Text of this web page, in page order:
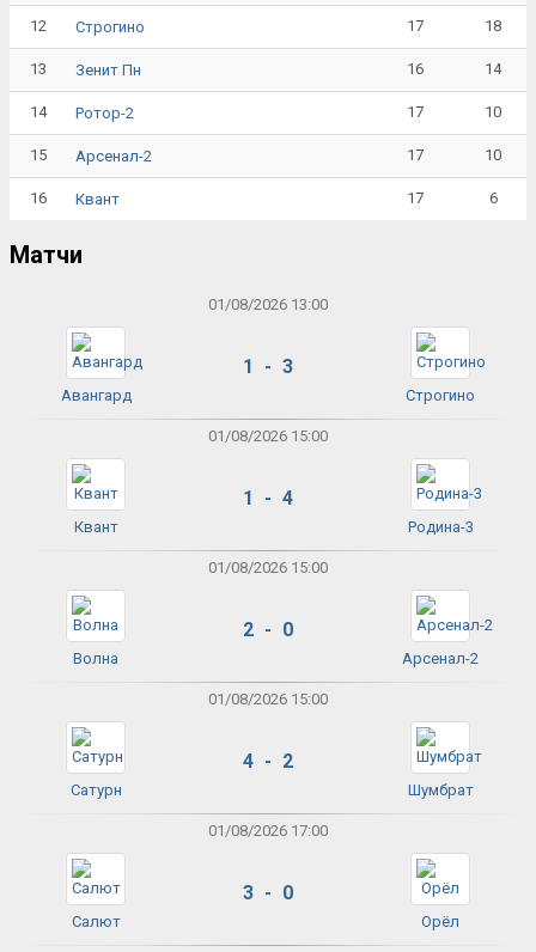
12 Строгино 17 18
13 Зенит Пн 16 14
14 Ротор-2 17 10
15 Арсенал-2 17 10
16 Квант 17 6
Матчи
01/08/2026 13:00
Авангард
1 - 3
Строгино
01/08/2026 15:00
Квант
1 - 4
Родина-3
01/08/2026 15:00
Волна
2 - 0
Арсенал-2
01/08/2026 15:00
Сатурн
4 - 2
Шумбрат
01/08/2026 17:00
Салют
3 - 0
Орёл